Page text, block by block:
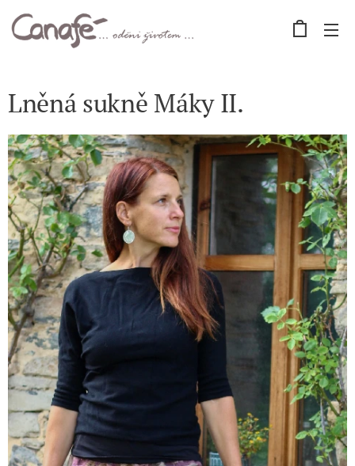
Lněná sukně Máky II.